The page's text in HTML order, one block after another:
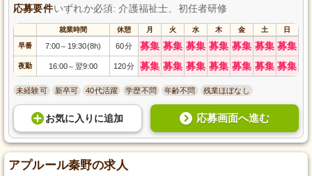
応募要件いずれか必須: 介護福祉士、初任者研修
就業時間 休憩 月 火 水 木 金 土 日
早番 7:00～ 19:30(8h) 60分 募集 募集 募集 募集 募集 募集 募集
夜勤 16:00～ 翌9:00 120分 募集 募集 募集 募集 募集 募集 募集
未経験可 新卒可 40代活躍 学歴不問 年齢不問 残業ほぼなし
お気に入り に追加 応募画面へ進む
アプルール秦野の求人